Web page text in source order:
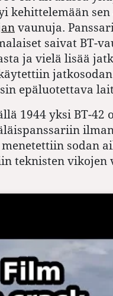
kehittelemään
vaunuja.
saivat BT-
ja vielä lisää
epäluotettava
1944 yksi BT-
sodan
teknisten vikojen